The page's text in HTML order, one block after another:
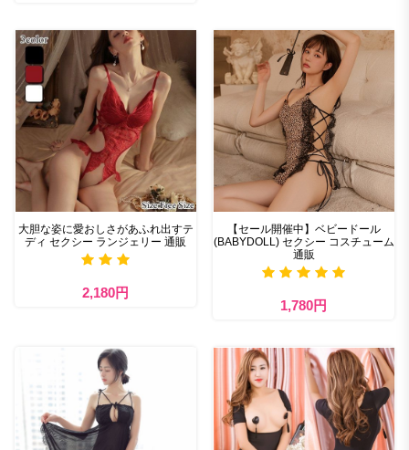
大胆な姿に愛おしさがあふれ出すテ
ディ セクシー ランジェリー 通販
2,180円
【セール開催中】ベビードール
(BABYDOLL) セクシー コスチューム
通販
1,780円